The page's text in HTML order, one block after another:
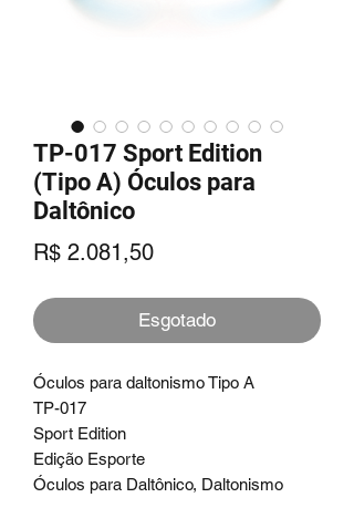
TP-017 Sport Edition
(Tipo A) Óculos para
Daltônico
R$ 2.081,50Preço
Esgotado
Óculos para daltonismo Tipo A
TP-017
Sport Edition
Edição Esporte
Óculos para Daltônico, Daltonismo